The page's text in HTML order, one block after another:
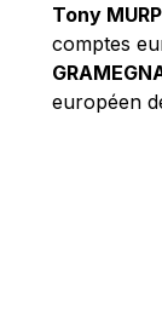
Rolf
Tony
comptes
européen